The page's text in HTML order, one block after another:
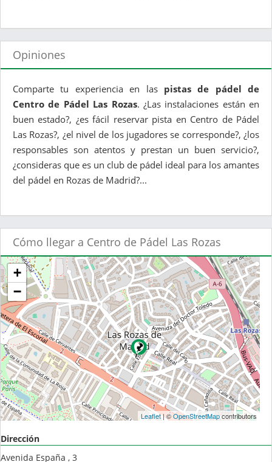
Opiniones
Comparte tu experiencia en las pistas de pádel de
Centro de Pádel Las Rozas. ¿Las instalaciones están en
buen estado?, ¿es fácil reservar pista en Centro de Pádel
Las Rozas?, ¿el nivel de los jugadores se corresponde?, ¿los
responsables son atentos y prestan un buen servicio?,
¿consideras que es un club de pádel ideal para los amantes
del pádel en Rozas de Madrid?...
Cómo llegar a Centro de Pádel Las Rozas
+
−
Leaflet| ©OpenStreetMapcontributors
Dirección
Avenida España , 3